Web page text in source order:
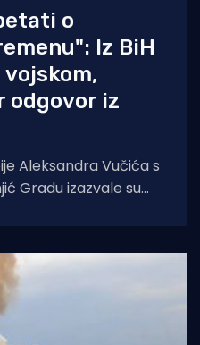
o
Iz BiH
odgovor iz
Aleksandra Vučića s
Gradu izazvale su